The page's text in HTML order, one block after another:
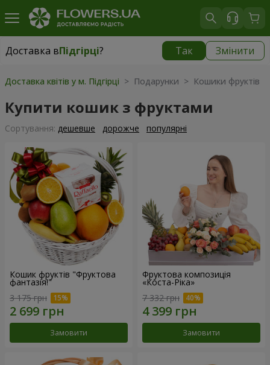
Доставка вПідгірці? Так Змінити
Доставка вПідгірці|
Доставка квітів у м. Підгірці > Подарунки > Кошики фруктів
Купити кошик з фруктами
Сортування: дешевше дорожче популярні
Кошик фруктів "Фруктова
фантазія!"
3 175 грн
Замовити
Фруктова композиція
«Коста-Ріка»
7 332 грн
Замовити